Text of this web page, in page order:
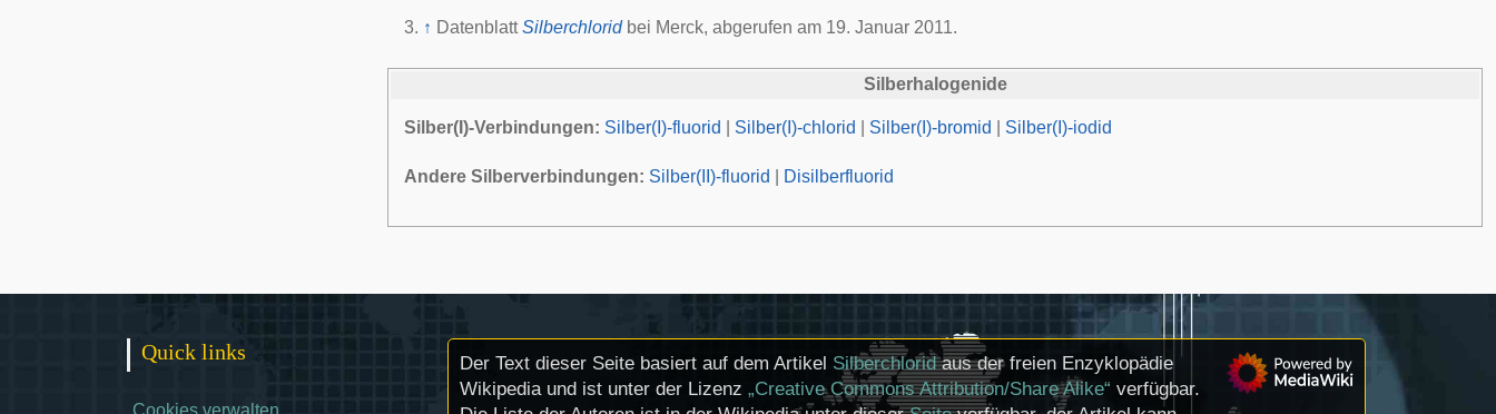
↑ DatenblattSilberchloridbei Merck, abgerufen am 19. Januar 2011.
Silberhalogenide
Silber(I)-Verbindungen: Silber(I)-fluorid Silber(I)-chlorid Silber(I)-bromid Silber(I)-iodid
Andere Silberverbindungen: Silber(II)-fluorid Disilberfluorid
Quick links Der Text dieser Seite basiert auf dem Artikel Silberchloridaus der freien Enzyklopädie
Wikipedia und ist unter der Lizenz „Creative Commons Attribution/Share Alike“ verfügbar.